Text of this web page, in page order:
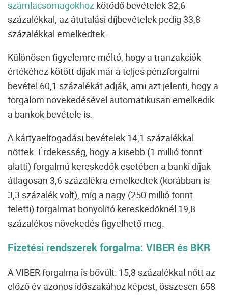
számlacsomagokhoz kötődő bevételek 32,6
százalékkal, az átutalási díjbevételek pedig 33,8
százalékkal emelkedtek.
Különösen figyelemre méltó, hogy a tranzakciók
értékéhez kötött díjak már a teljes pénzforgalmi
bevétel 60,1 százalékát adják, ami azt jelenti, hogy a
forgalom növekedésével automatikusan emelkedik
a bankok bevétele is.
A kártyaelfogadási bevételek 14,1 százalékkal
nőttek. Érdekesség, hogy a kisebb (1 millió forint
alatti) forgalmú kereskedők esetében a banki díjak
átlagosan 3,6 százalékra emelkedtek (korábban is
3,3 százalék volt), míg a nagy (250 millió forint
feletti) forgalmat bonyolító kereskedőknél 19,8
százalékos növekedés figyelhető meg.
Fizetési rendszerek forgalma: VIBER és BKR
A VIBER forgalma is bővült: 15,8 százalékkal nőtt az
előző év azonos időszakához képest, összesen 658